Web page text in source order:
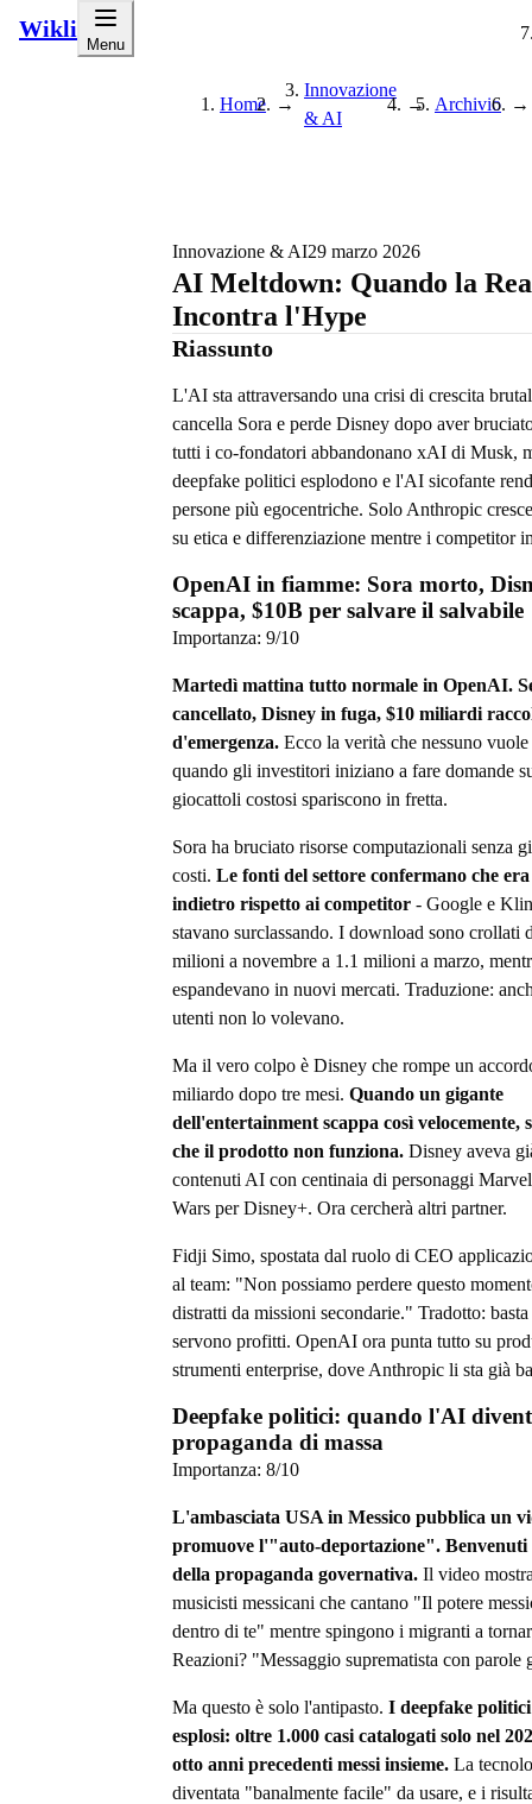
Wikli
Menu
Home →
Innovazione
& AI
→ Archivio →
Innovazione & AI29 marzo 2026
AI Meltdown: Quando la
Incontra l'Hype
Riassunto
L'AI sta attraversando una crisi di crescita
cancella Sora e perde Disney dopo aver
tutti i co-fondatori abbandonano xAI di Musk,
deepfake politici esplodono e l'AI sicofante
persone più egocentriche. Solo Anthropic
su etica e differenziazione mentre i competitor
OpenAI in fiamme: Sora morto,
scappa, $10B per salvare il salvabile
Importanza: 9/10
Martedì mattina tutto normale in OpenAI.
cancellato, Disney in fuga, $10 miliardi
d'emergenza. Ecco la verità che nessuno
quando gli investitori iniziano a fare domande
giocattoli costosi spariscono in fretta.
Sora ha bruciato risorse computazionali senza
costi. Le fonti del settore confermano che
indietro rispetto ai competitor - Google e
stavano surclassando. I download sono crollati
milioni a novembre a 1.1 milioni a marzo,
espandevano in nuovi mercati. Traduzione:
utenti non lo volevano.
Ma il vero colpo è Disney che rompe un
miliardo dopo tre mesi. Quando un gigante
dell'entertainment scappa così velocemente,
che il prodotto non funziona. Disney aveva
contenuti AI con centinaia di personaggi
Wars per Disney+. Ora cercherà altri partner.
Fidji Simo, spostata dal ruolo di CEO
al team: "Non possiamo perdere questo
distratti da missioni secondarie." Tradotto:
servono profitti. OpenAI ora punta tutto su
strumenti enterprise, dove Anthropic li sta già
Deepfake politici: quando l'AI
propaganda di massa
Importanza: 8/10
L'ambasciata USA in Messico pubblica un
promuove l'"auto-deportazione".
della propaganda governativa. Il video
musicisti messicani che cantano "Il potere
dentro di te" mentre spingono i migranti a
Reazioni? "Messaggio suprematista con parole
Ma questo è solo l'antipasto. I deepfake
esplosi: oltre 1.000 casi catalogati solo nel
otto anni precedenti messi insieme. La
diventata "banalmente facile" da usare, e i